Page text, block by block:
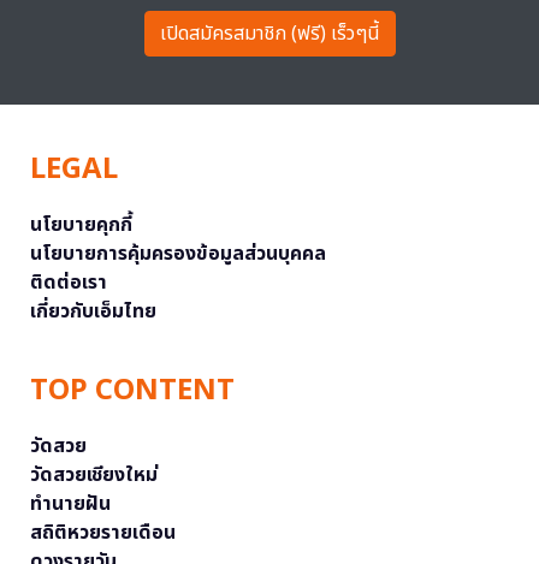
เปิดสมัครสมาชิก (ฟรี) เร็วๆนี้
LEGAL
นโยบายคุกกี้
นโยบายการคุ้มครองข้อมูลส่วนบุคคล
ติดต่อเรา
เกี่ยวกับเอ็มไทย
TOP CONTENT
วัดสวย
วัดสวยเชียงใหม่
ทำนายฝัน
สถิติหวยรายเดือน